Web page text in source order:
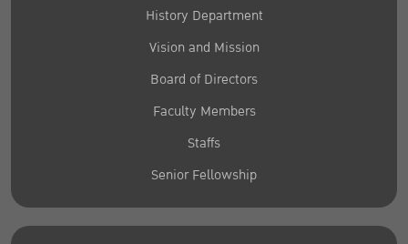
History Department
Vision and Mission
Board of Directors
Faculty Members
Staffs
Senior Fellowship